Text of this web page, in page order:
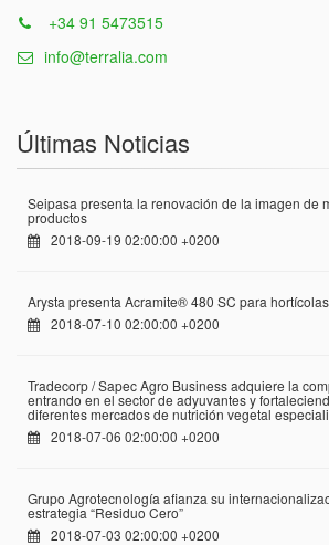
+34 91 5473515
info@terralia.com
Últimas Noticias
Seipasa presenta la renovación de la imagen de
productos
2018-09-19 02:00:00 +0200
Arysta presenta Acramite® 480 SC para
2018-07-10 02:00:00 +0200
Tradecorp / Sapec Agro Business adquiere la
entrando en el sector de adyuvantes y
diferentes mercados de nutrición vegetal
2018-07-06 02:00:00 +0200
Grupo Agrotecnología afianza su
estrategia “Residuo Cero”
2018-07-03 02:00:00 +0200